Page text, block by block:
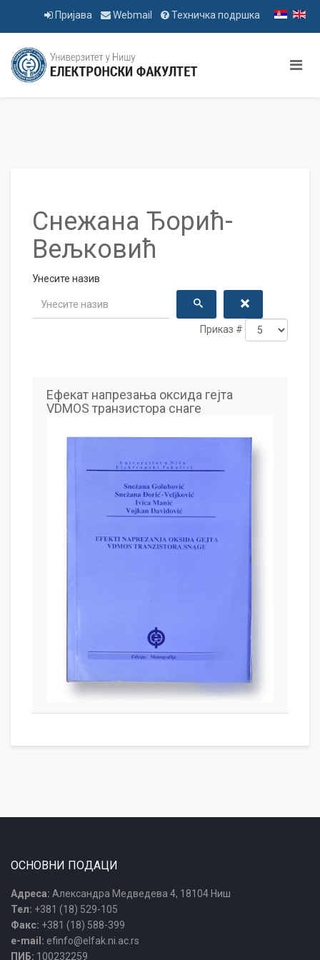
Пријава Webmail Техничка подршка
Снежана Ђорић-
Вељковић
Унесите назив
Приказ #
Ефекат напрезања оксида гејта
VDMOS транзистора снаге
ОСНОВНИ ПОДАЦИ
Адреса: Александра Медведева 4, 18104 Ниш
Тел: +381 (18) 529-105
Факс: +381 (18) 588-399
e-mail: efinfo@elfak.ni.ac.rs
ПИБ: 100232259